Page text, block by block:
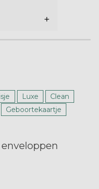
Luxe
Clean
Geboortekaartje